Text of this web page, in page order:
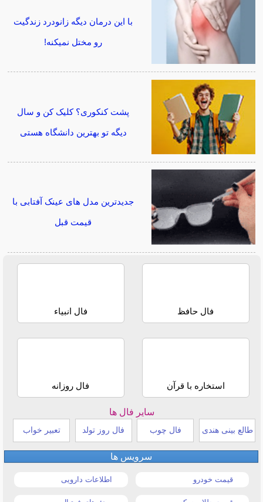
با این درمان دیگه زانودرد زندگیت
رو مختل نمیکنه!
پشت کنکوری؟ کلیک کن و سال
دیگه تو بهترین دانشگاه هستی
جدیدترین مدل های عینک آفتابی با
قیمت قبل
فال حافظ فال انبیاء
استخاره با قرآن فال روزانه
سایر فال ها
طالع بینی هندی فال چوب فال روز تولد تعبیر خواب
سرویس ها
قیمت خودرو اطلاعات دارویی